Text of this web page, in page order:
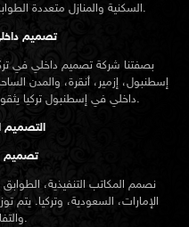
السكنية والمنازل متعددة الطوابق في دبي، جدة، الدوحة، وإسطنبول.
تصميم
بصفتنا شركة تصميم داخلي في
إسطنبول، إزمير، أنقرة، والمدن
داخلي في إسطنبولتركيا يثقون بنا لما نقدمه من خدمات متكاملة.
التصميم
تصميم
نصمم المكاتب التنفيذية،
الإمارات، السعودية، وتركيا. يتم
والتفاعل المهني.